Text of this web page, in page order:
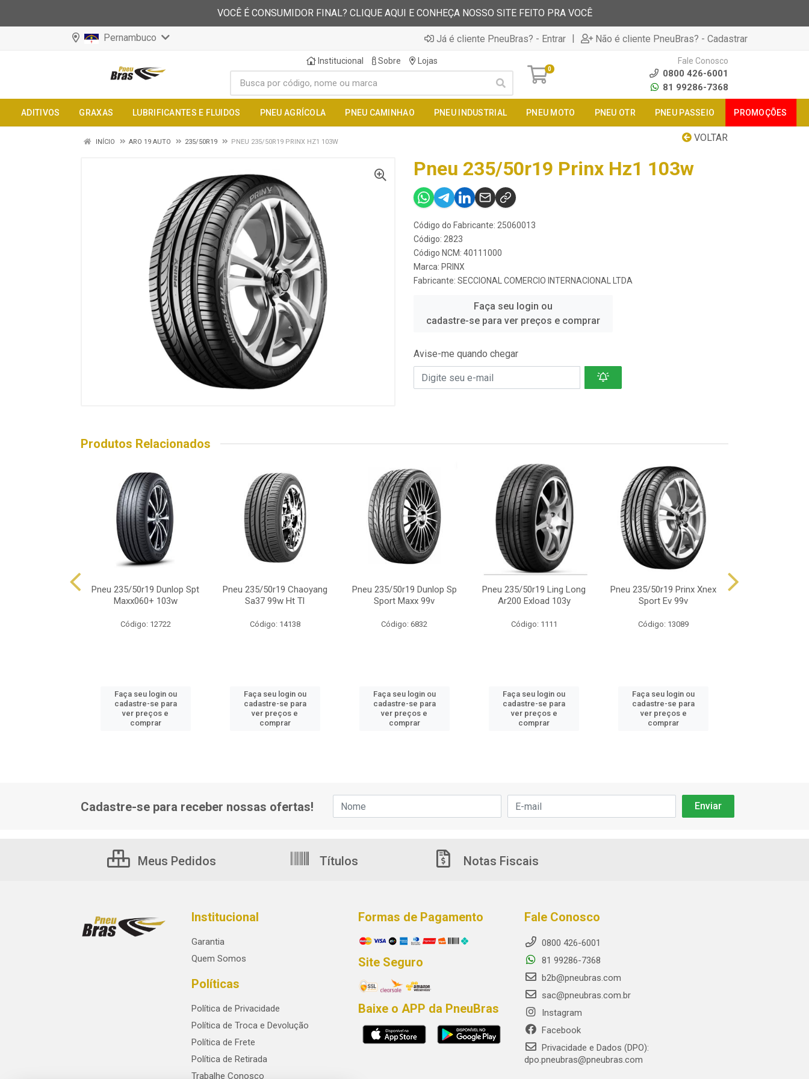
VOCÊ É CONSUMIDOR FINAL? CLIQUE AQUI E CONHEÇA NOSSO SITE FEITO PRA VOCÊ
Pernambuco Já é cliente PneuBras? - Entrar | Não é cliente PneuBras? - Cadastrar
Institucional Sobre Lojas
0
Fale Conosco
0800 426-6001
81 99286-7368
ADITIVOS GRAXAS LUBRIFICANTES E FLUIDOS PNEU AGRÍCOLA PNEU CAMINHAO PNEU INDUSTRIAL PNEU MOTO PNEU OTR PNEU PASSEIO PROMOÇÕES
VOLTAR
INÍCIO ARO 19 AUTO 235/50R19 PNEU 235/50R19 PRINX HZ1 103W
Pneu 235/50r19 Prinx Hz1 103w
Código do Fabricante: 25060013
Código: 2823
Código NCM: 40111000
Marca: PRINX
Fabricante: SECCIONAL COMERCIO INTERNACIONAL LTDA
Faça seu login ou
cadastre-se para ver preços e comprar
Avise-me quando chegar
Produtos Relacionados
Pneu 235/50r19 Dunlop Spt
Maxx060+ 103w
Código: 12722
Faça seu login ou
cadastre-se para
ver preços e
comprar
Pneu 235/50r19 Chaoyang
Sa37 99w Ht Tl
Código: 14138
Faça seu login ou
cadastre-se para
ver preços e
comprar
Pneu 235/50r19 Dunlop Sp
Sport Maxx 99v
Código: 6832
Faça seu login ou
cadastre-se para
ver preços e
comprar
Pneu 235/50r19 Ling Long
Ar200 Exload 103y
Código: 1111
Faça seu login ou
cadastre-se para
ver preços e
comprar
Pneu 235/50r19 Prinx Xnex
Sport Ev 99v
Código: 13089
Faça seu login ou
cadastre-se para
ver preços e
comprar
Cadastre-se para receber nossas ofertas!
Meus Pedidos Títulos Notas Fiscais
Institucional
Garantia
Quem Somos
Políticas
Política de Privacidade
Política de Troca e Devolução
Política de Frete
Política de Retirada
Trabalhe Conosco
Formas de Pagamento
Site Seguro
Baixe o APP da PneuBras
Fale Conosco
0800 426-6001
81 99286-7368
b2b@pneubras.com
sac@pneubras.com.br
Instagram
Facebook
Privacidade e Dados (DPO):
dpo.pneubras@pneubras.com